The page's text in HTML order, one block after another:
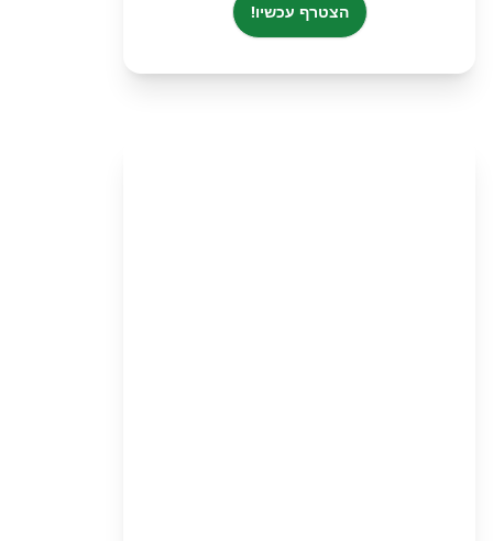
הצטרף עכשיו!